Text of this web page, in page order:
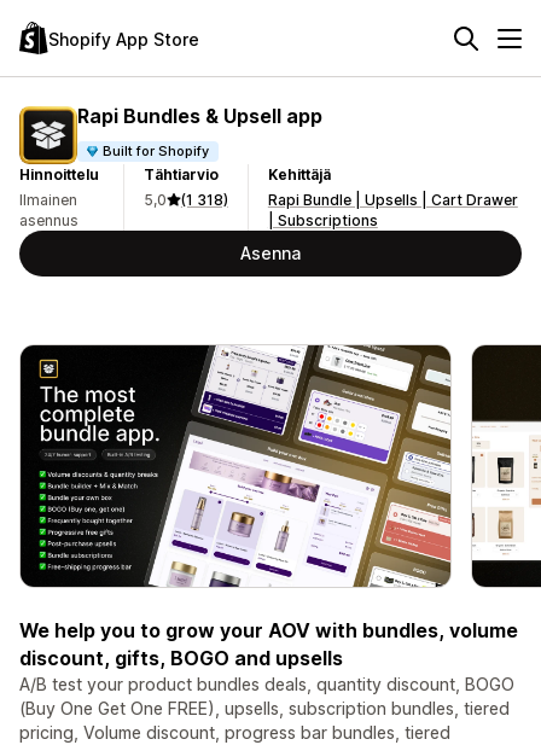
Shopify App Store
Rapi Bundles & Upsell app
Built for Shopify
Hinnoittelu
Ilmainen
asennus
Tähtiarvio
5,0
(1 318)
Kehittäjä
Rapi Bundle | Upsells | Cart Drawer
| Subscriptions
Asenna
We help you to grow your AOV with bundles, volume
discount, gifts, BOGO and upsells
A/B test your product bundles deals, quantity discount, BOGO
(Buy One Get One FREE), upsells, subscription bundles, tiered
pricing, Volume discount, progress bar bundles, tiered